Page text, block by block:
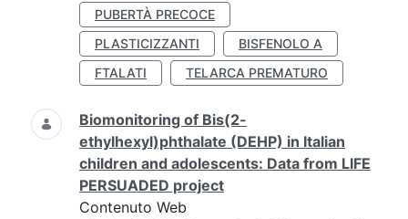
PUBERTÀ PRECOCE
PLASTICIZZANTI
BISFENOLO A
FTALATI
TELARCA PREMATURO
Biomonitoring of Bis(2-
ethylhexyl)phthalate (DEHP) in Italian
children and adolescents: Data from LIFE
PERSUADED project
Contenuto Web